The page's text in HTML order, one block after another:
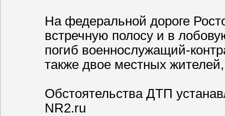
На федеральной дороге
встречную полосу и в
погиб военнослужащий-
также двое местных
Обстоятельства ДТП
NR2.ru